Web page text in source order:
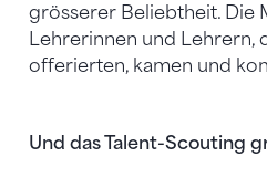
grösserer Beliebtheit. Die
Lehrerinnen und Lehrern,
offerierten, kamen und
Und das Talent-Scouting